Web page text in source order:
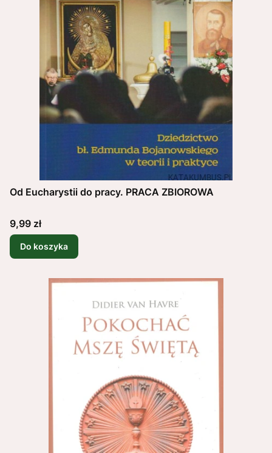
Od Eucharystii do pracy. PRACA ZBIOROWA
Cena
9,99 zł
Do koszyka